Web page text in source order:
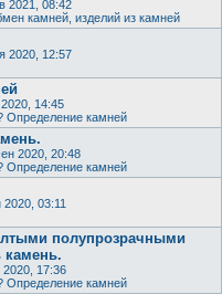
2021, 08:42
камней, изделий из камней
2020, 12:57
14:45
Определение камней
2020, 20:48
Определение камней
2020, 03:11
полупрозрачными
камень.
2020, 17:36
Определение камней